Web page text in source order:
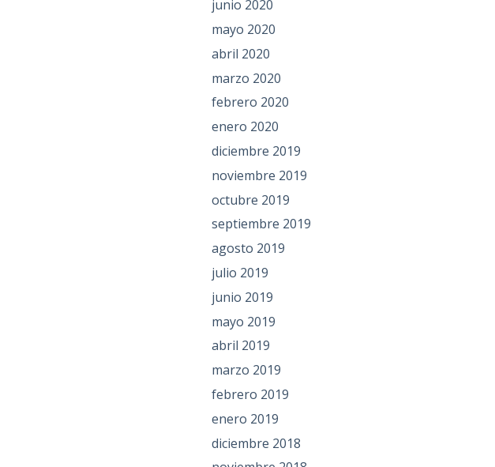
junio 2020
mayo 2020
abril 2020
marzo 2020
febrero 2020
enero 2020
diciembre 2019
noviembre 2019
octubre 2019
septiembre 2019
agosto 2019
julio 2019
junio 2019
mayo 2019
abril 2019
marzo 2019
febrero 2019
enero 2019
diciembre 2018